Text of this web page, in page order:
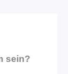
sein?